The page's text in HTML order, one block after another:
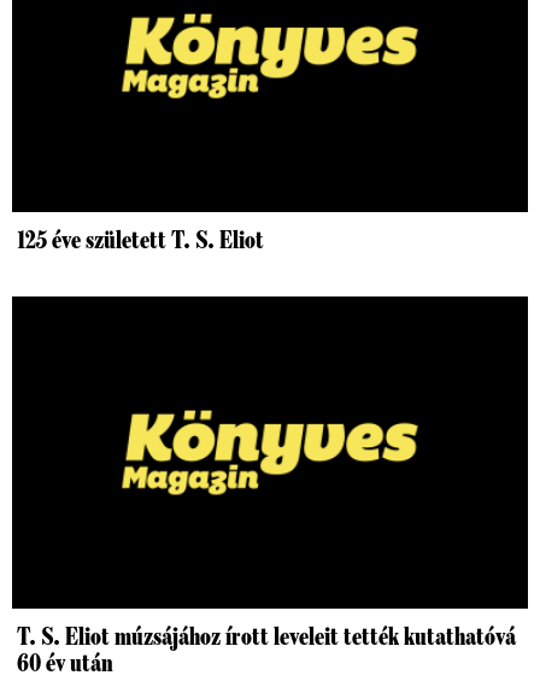
125 éve született T. S. Eliot
T. S. Eliot múzsájához írott leveleit tették kutathatóvá
60 év után